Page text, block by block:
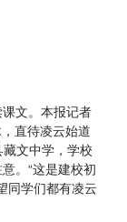
文。本报记者
直待凌云始道
文中学，学校
。“这是建校初
同学们都有凌云